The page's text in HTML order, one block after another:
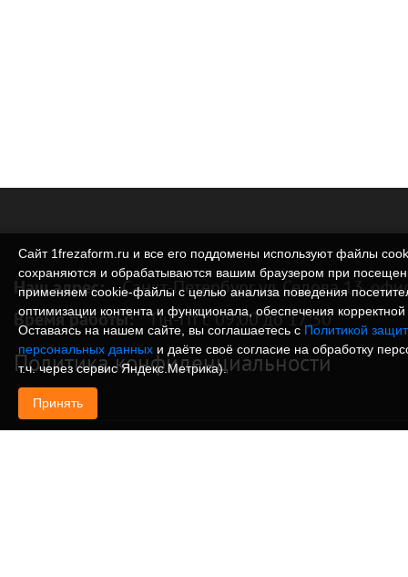
Наш адрес: Санкт-Петербург ул. Седова 13,
Время работы: Пн-Пт с 09:00 до 17:30
Политика конфиденциальности
Сайт 1frezaform.ru и все его поддомены используют файлы
сохраняются и обрабатываются вашим браузером при
применяем cookie‑файлы с целью анализа поведения
оптимизации контента и функционала, обеспечения
Оставаясь на нашем сайте, вы соглашаетесь с Политикой
персональных данных и даёте своё согласие на обработку
т.ч. через сервис Яндекс.Метрика).
Принять